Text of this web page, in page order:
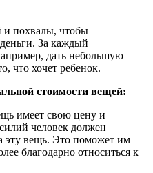
и похвалы, чтобы
За каждый
дать небольшую
что хочет ребенок.
стоимости вещей:
имеет свою цену и
человек должен
эту вещь. Это поможет им
благодарно относиться к